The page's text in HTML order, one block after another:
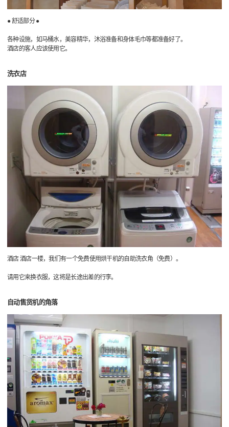
● 舒适部分 ●
各种设施，如马桶水，美容精华，沐浴准备和身体毛巾等都准备好了。
酒店的客人应该使用它。
洗衣店
酒店 酒店一楼，我们有一个免费使用烘干机的自助洗衣角（免费）。
请用它来换衣服，这将是长途出差的行李。
自动售货机的角落